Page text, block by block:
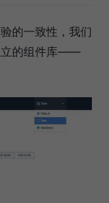
的一致性，我们
立的组件库——